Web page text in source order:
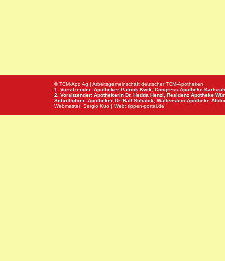
© TCM-Apo Ag | Arbeitsgemeinschaft deutscher TCM-Apotheken
1. Vorsitzender: Apotheker Patrick Kwik, Congress-Apotheke
2. Vorsitzender: Apothekerin Dr. Hedda Henzl, Residenz Apotheke
Schriftführer: Apotheker Dr. Ralf Schabik, Wallenstein-Apotheke
Webmaster: Sergio Kuo | Web: tippen-portal.de